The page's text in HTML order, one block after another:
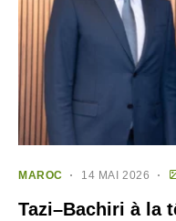
MAROC 14 MAI 2026
Tazi–Bachiri à la